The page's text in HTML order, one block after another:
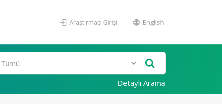
Araştırmacı Girişi English
Detaylı Arama